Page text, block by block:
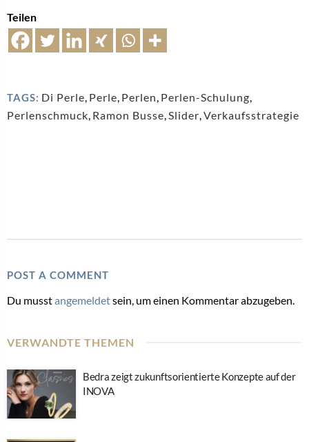
Teilen
TAGS: Di Perle, Perle, Perlen, Perlen-Schulung,
Perlenschmuck, Ramon Busse,Slider,Verkaufsstrategie
POST A COMMENT
Du musstangemeldetsein, um einen Kommentar abzugeben.
VERWANDTE THEMEN
Bedra zeigt zukunftsorientierte Konzepte auf der
INOVA